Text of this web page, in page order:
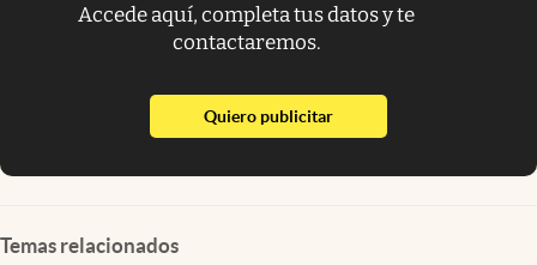
Accede aquí, completa tus datos y te
contactaremos.
Quiero publicitarabre en nueva pestaña
Temas relacionados